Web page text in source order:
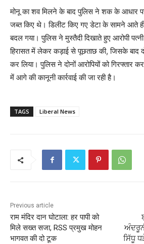
मोनू का शव मिलने के बाद पुलिस ने शक के आधार
जब्त किए थे। डिलीट किए गए डेटा के सामने आते
बदल गया। पुलिस ने मुस्तैदी दिखाते हुए आरोपी
हिरासत में लेकर कड़ाई से पूछताछ की, जिसके बाद
कर लिया। पुलिस ने दोनों आरोपियों को
में आगे की कानूनी कार्रवाई की जा रही है।
TAGS Liberal News
Previous article
राम मंदिर दान घोटाला: हर पापी को
मिले सख्त सजा, RSS प्रमुख मोहन
भागवत की दो टूक
ਸਿੱਧੂ